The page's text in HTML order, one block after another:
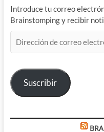
Introduce tu correo
Brainstomping y recibir
de
electrónico
Suscribir